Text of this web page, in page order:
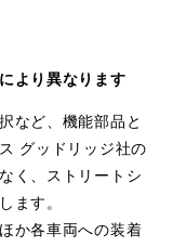
より異なります
など、機能部品と
グッドリッジ社の
く、ストリートシ
ます。
か各車両への装着